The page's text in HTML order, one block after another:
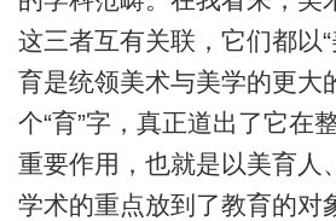
这三者互有关联，它们都以
育是统领美术与美学的更大
个“育”字，真正道出了它在
重要作用，也就是以美育人
学术的重点放到了教育的对